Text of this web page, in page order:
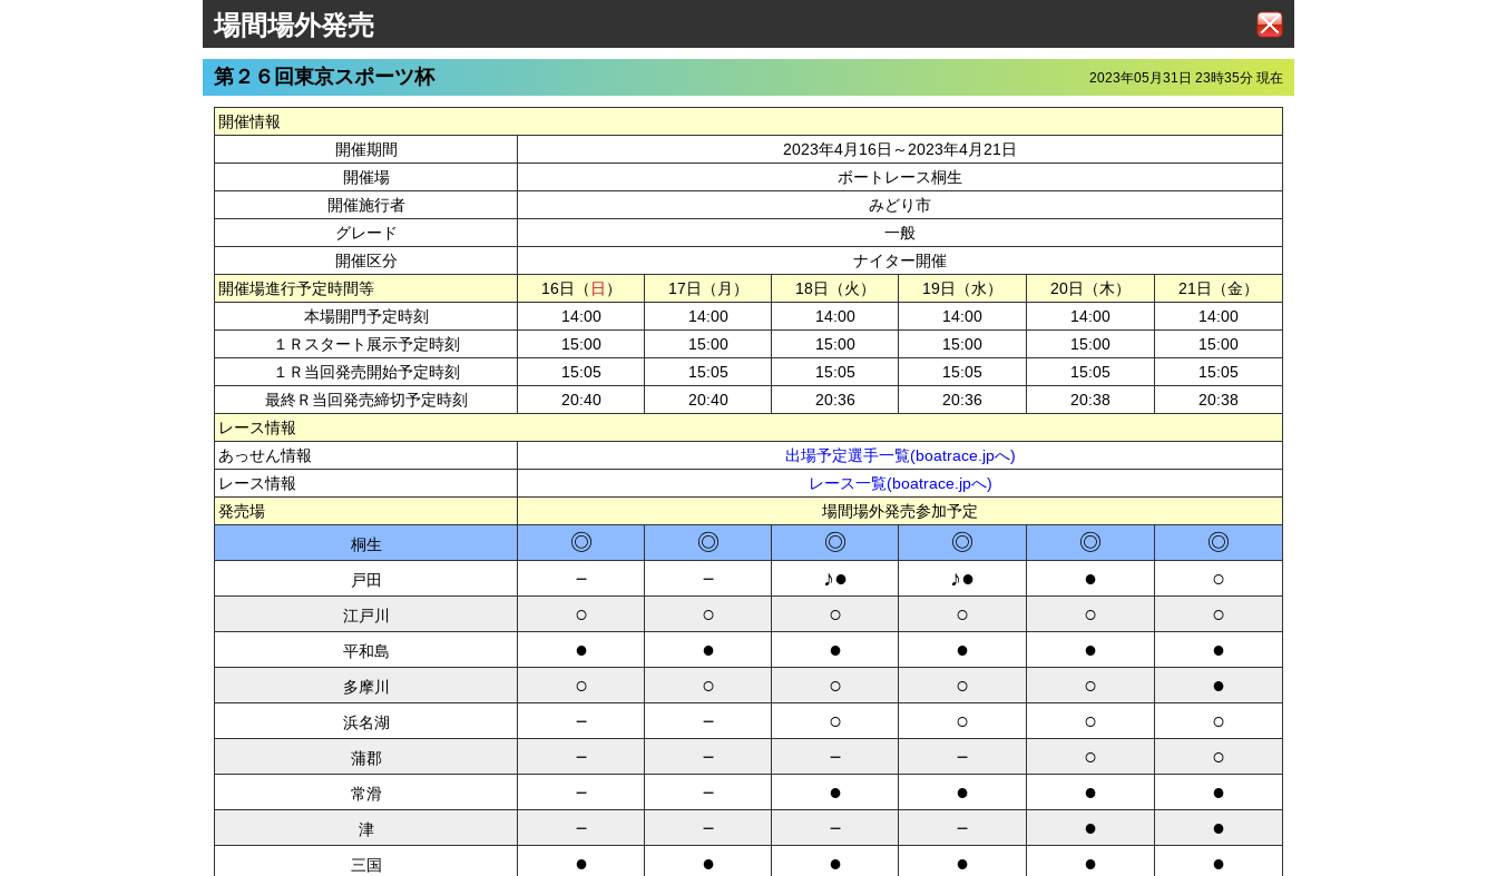
場間場外発売
2023年05月31日 23時35分 現在
第２６回東京スポーツ杯
開催情報
開催期間
2023年4月16日～2023年4月21日
開催場
ボートレース桐生
開催施行者
みどり市
グレード
一般
開催区分
ナイター開催
開催場進行予定時間等
16日（ 日 ） 17日（月） 18日（火） 19日（水） 20日（木）
21日（金）
本場開門予定時刻
14:00 14:00 14:00 14:00 14:00
14:00
１Ｒスタート展示予定時刻
15:00 15:00 15:00 15:00 15:00
15:00
１Ｒ当回発売開始予定時刻
15:05 15:05 15:05 15:05 15:05
15:05
最終Ｒ当回発売締切予定時刻
20:40 20:40 20:36 20:36 20:38
20:38
レース情報
あっせん情報
出場予定選手一覧(boatrace.jpへ)
レース情報
レース一覧(boatrace.jpへ)
発売場
場間場外発売参加予定
桐生
◎ ◎ ◎ ◎ ◎ ◎
戸田 － － ♪● ♪● ● ○
江戸川 ○ ○ ○ ○ ○ ○
平和島 ● ● ● ● ● ●
多摩川 ○ ○ ○ ○ ○ ●
浜名湖 － － ○ ○ ○ ○
蒲郡 － － － － ○ ○
常滑 － － ● ● ● ●
津 － － － － ● ●
三国 ● ● ● ● ● ●